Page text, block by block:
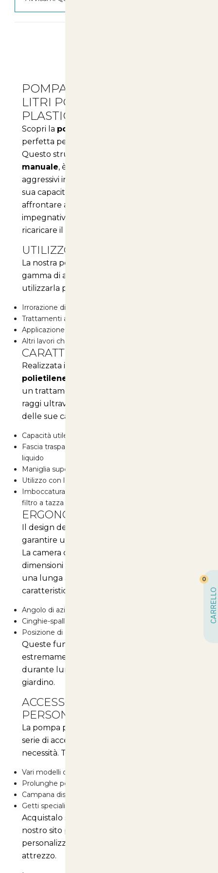
POMPA PER GIARDINO 12
LITRI POMPANTE IN
PLASTICA
Scopri la pompa irroratrice a spalla
perfetta per le tue esigenze di giardinaggio!
Questo strumento, progettato per un
manuale, è ideale per applicare liquidi non
aggressivi in modo semplice ed efficace. La
sua capacità di 12 litri ti permette di
affrontare anche le operazioni più
impegnative senza dover continuamente
ricaricare il serbatoio.
UTILIZZO VERSATILE
La nostra pompa è perfetta per una vasta
gamma di applicazioni nel tuo giardino. Puoi
utilizzarla per:
Irrorazione di antiparassitari
Trattamenti anticrittogamici
Applicazione di pesticidi
Altri lavori che richiedono un prodotto nebulizzato
CARATTERISTICHE TECNICHE
Realizzata in
polietilene riciclabile
un trattamento anti-UV che la protegge dai
raggi ultravioletti del sole. Ecco alcune
delle sue caratteristiche principali:
Capacità utile del serbatoio: 11, 15 o 18 litri
Fascia trasparente per controllare il livello del
liquido
Maniglia superiore per un facile trasporto
Utilizzo con leva destra o sinistra
Imboccatura di riempimento ampia (100 mm) con
filtro a tazza
ERGONOMIA E COMFORT
Il design della pompa è studiato per
garantire un
La camera di compressione di grandi
dimensioni assicura uno spruzzo uniforme e
una lunga autonomia di lavoro. Tra le sue
caratteristiche ergonomiche trovi:
Angolo di azionamento della leva defaticante
Cinghie-spallacci regolabili
Posizione di aggancio della lancia a fine lavoro
Queste funzionalità rendono la pompa
estremamente comoda da usare, anche
durante lunghe sessioni di lavoro in
giardino.
ACCESSORI E
PERSONALIZZAZIONI
La pompa può essere equipaggiata con una
serie di accessori per adattarsi a tutte le tue
necessità. Tra gli optional disponibili trovi:
Vari modelli di lance
Prolunghe per una maggiore portata
Campana diserbo
Getti speciali per applicazioni specifiche
Acquistalo su la sezione degli
nostro sito per scoprire tutte le possibilità di
personalizzazione e ottimizzazione del tuo
attrezzo.
CARRELLO
0